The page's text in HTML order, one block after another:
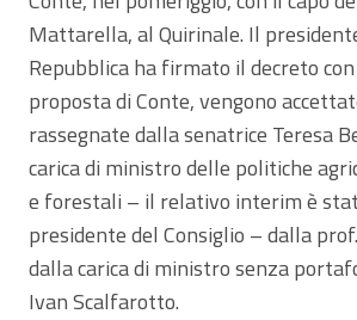
Mattarella, al Quirinale. Il
Repubblica ha firmato il decreto
proposta di Conte, vengono
rassegnate dalla senatrice Teresa
carica di ministro delle politiche
e forestali – il relativo interim è
presidente del Consiglio – dalla
dalla carica di ministro senza
Ivan Scalfarotto.